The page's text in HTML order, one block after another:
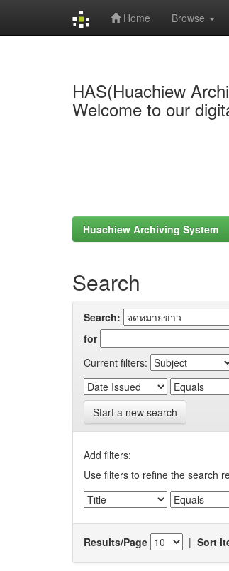
Home Browse
HAS(Huachiew
Welcome to our
Huachiew Archiving System
Search
Search:
for
Current filters:
Start a new search
Add filters:
Use filters to refine the search
Results/Page | Sort